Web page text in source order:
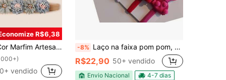
R$6,38
Decorado Sem Costura Elásticos Laços De Cabelo Para Decoração Festiva Infantil
vendido
-8% Laço na faixa pom pom, kit com 7 laços na faixa para Bebês
R$22,90 50+ vendido
Envio Nacional 4-7 dias